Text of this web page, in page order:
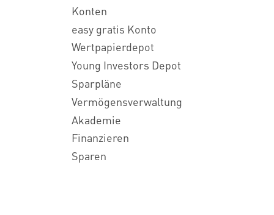
Konten
easy gratis Konto
Wertpapierdepot
Young Investors Depot
Sparpläne
Vermögensverwaltung
Akademie
Finanzieren
Sparen